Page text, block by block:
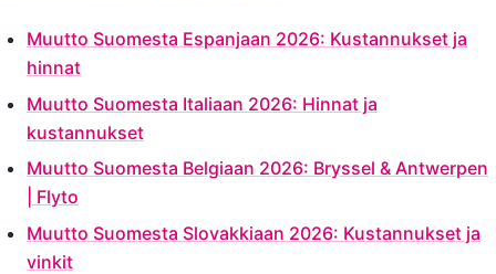
Muutto Suomesta Espanjaan 2026: Kustannukset ja
hinnat
Muutto Suomesta Italiaan 2026: Hinnat ja
kustannukset
Muutto Suomesta Belgiaan 2026: Bryssel & Antwerpen
| Flyto
Muutto Suomesta Slovakkiaan 2026: Kustannukset ja
vinkit